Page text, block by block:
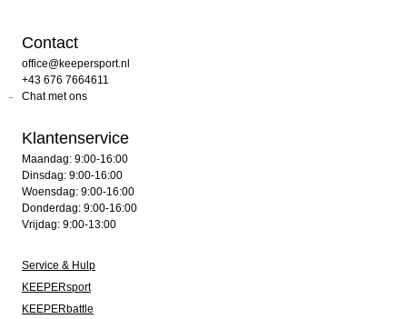
Contact
office@keepersport.nl
+43 676 7664611
Chat met ons
Klantenservice
Maandag: 9:00-16:00
Dinsdag: 9:00-16:00
Woensdag: 9:00-16:00
Donderdag: 9:00-16:00
Vrijdag: 9:00-13:00
Service & Hulp
KEEPERsport
KEEPERbattle